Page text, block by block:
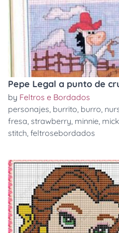
Pepe Legal a punto de
by Feltros e Bordados
personajes, burrito, burro,
fresa, strawberry, minnie,
stitch, feltrosebordados